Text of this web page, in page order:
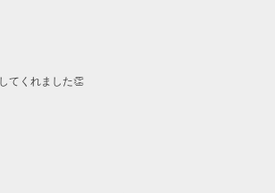
てくれました👏